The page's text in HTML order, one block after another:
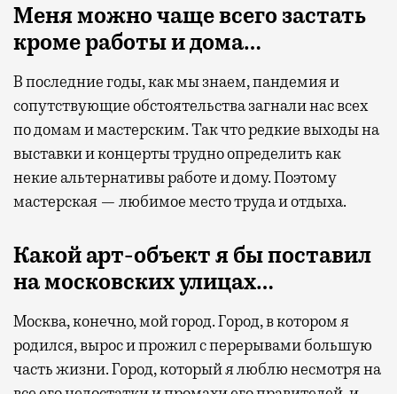
Меня можно чаще всего застать
кроме работы и дома…
В последние годы, как мы знаем, пандемия и
сопутствующие обстоятельства загнали нас всех
по домам и мастерским. Так что редкие выходы на
выставки и концерты трудно определить как
некие альтернативы работе и дому. Поэтому
мастерская — любимое место труда и отдыха.
Какой арт-объект я бы поставил
на московских улицах…
Москва, конечно, мой город. Город, в котором я
родился, вырос и прожил с перерывами большую
часть жизни. Город, который я люблю несмотря на